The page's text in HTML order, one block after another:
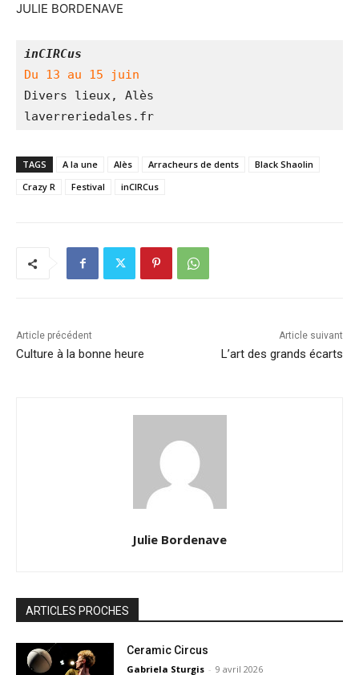
JULIE BORDENAVE
inCIRCus
Du 13 au 15 juin
Divers lieux, Alès
laverreriedales.fr
TAGS A la une Alès Arracheurs de dents
Black Shaolin
Crazy R
Festival inCIRCus
Article précédent
Culture à la bonne heure
Article suivant
L’art des grands écarts
Julie Bordenave
ARTICLES PROCHES
Ceramic Circus
Gabriela Sturgis - 9 avril 2026